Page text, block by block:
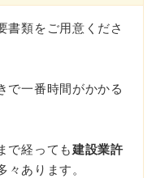
類をご用意くださ
で一番時間がかかる
で経っても建設業許
々あります。